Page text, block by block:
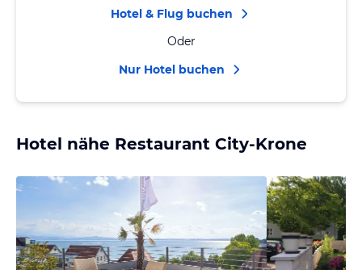
Hotel & Flug buchen
Oder
Nur Hotel buchen
Hotel nähe Restaurant City-Krone